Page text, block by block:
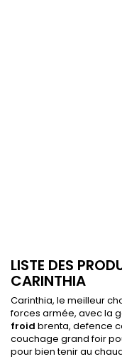
LISTE DES
CARINTHIA
Carinthia, le meilleur
forces armée, avec la
froid brenta, defence
couchage grand foir
pour bien tenir au